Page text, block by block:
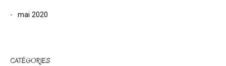
mai 2020
CATÉGORIES